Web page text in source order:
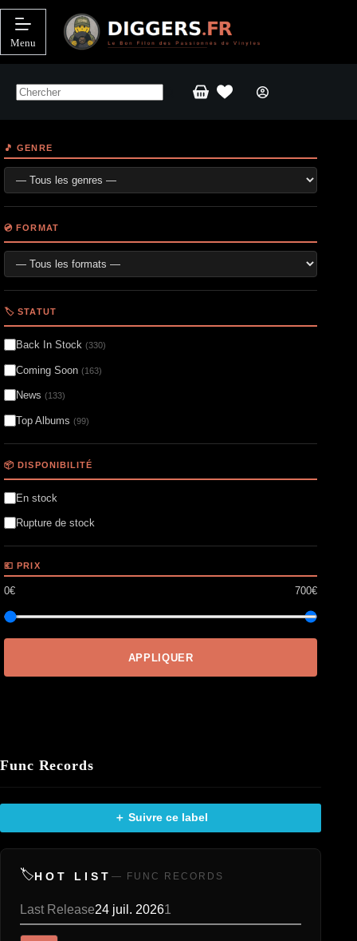
Passer
contenu
Menu
Panier
Func Records
＋ Suivre ce label
🏷️HOT LIST — FUNC RECORDS
Last Release24 juil. 20261
🎵 GENRE
💿 FORMAT
🏷️ STATUT
Back In Stock (330)
Coming Soon (163)
News (133)
Top Albums (99)
📦 DISPONIBILITÉ
En stock
Rupture de stock
💶 PRIX
0€ 700€
APPLIQUER